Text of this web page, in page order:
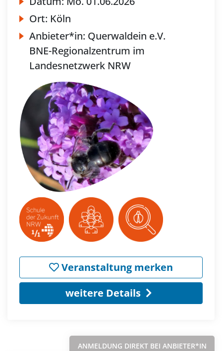
Ort: Köln
Anbieter*in: Querwaldein e.V.
BNE-Regionalzentrum im
Landesnetzwerk NRW
Veranstaltung merken
weitere Details
ANMELDUNG DIREKT BEI ANBIETER*IN